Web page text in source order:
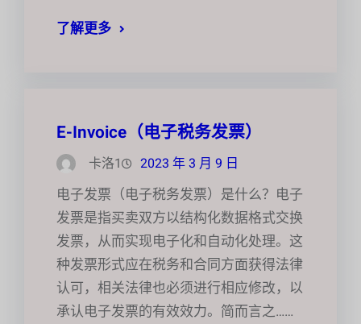
了解更多
E-Invoice（电子税务发票）
卡洛1 2023 年 3 月 9 日
电子发票（电子税务发票）是什么？电子
发票是指买卖双方以结构化数据格式交换
发票，从而实现电子化和自动化处理。这
种发票形式应在税务和合同方面获得法律
认可，相关法律也必须进行相应修改，以
承认电子发票的有效效力。简而言之……